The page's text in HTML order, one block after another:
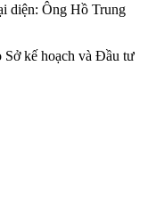
diện: Ông Hồ Trung
Sở kế hoạch và Đầu tư